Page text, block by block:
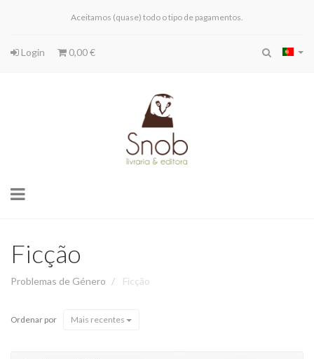
Aceitamos (quase) todo o tipo de pagamentos.
Login 0,00 €
Toggle
Ficção
Problemas de Género Ficção
Ordenar por Mais recentes